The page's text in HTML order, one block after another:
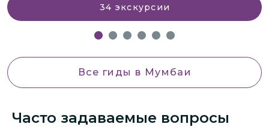
34 экскурсии
Все гиды в Мумбаи
Часто задаваемые вопросы